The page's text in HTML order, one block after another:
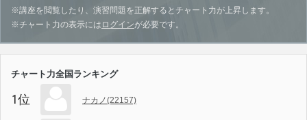
※講座を閲覧したり、演習問題を正解するとチャート力が上昇します。
※チャート力の表示には ログインが必要です。
チャート力全国ランキング
1位 ナカノ(22157)